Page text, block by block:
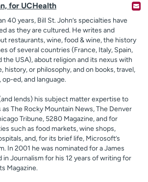
for UCHealth
40 years, Bill St. John’s specialties have
as they are cultured. He writes and
restaurants, wine, food & wine, the history
of several countries (France, Italy, Spain,
the USA), about religion and its nexus with
history, or philosophy, and on books, travel,
ed, and language.
lends) his subject matter expertise to
The Rocky Mountain News, The Denver
Tribune, 5280 Magazine, and for
such as food markets, wine shops,
and, for its brief life, Microsoft’s
In 2001 he was nominated for a James
in Journalism for his 12 years of writing for
Magazine.